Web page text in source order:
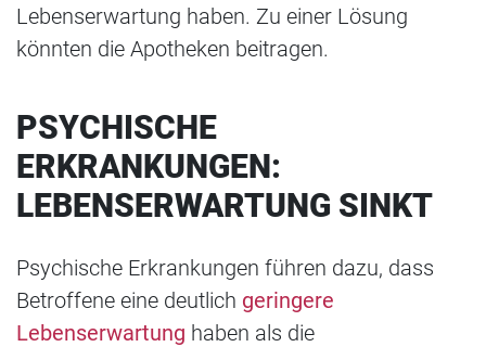
Lebenserwartung haben. Zu einer Lösung
könnten die Apotheken beitragen.
PSYCHISCHE
ERKRANKUNGEN:
LEBENSERWARTUNG SINKT
Psychische Erkrankungen führen dazu, dass
Betroffene eine deutlich geringere
Lebenserwartung haben als die